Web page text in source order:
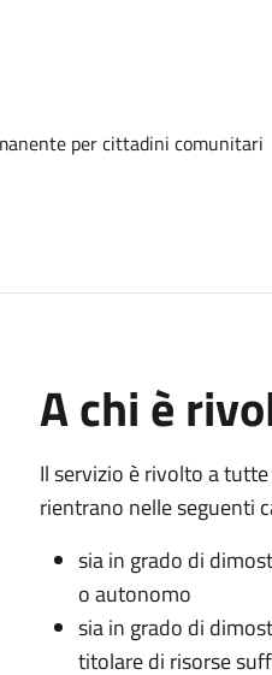
per cittadini comunitari
A chi è
Il servizio è rivolto a
rientrano nelle seguenti
sia in grado di
o autonomo
sia in grado di
titolare di risorse